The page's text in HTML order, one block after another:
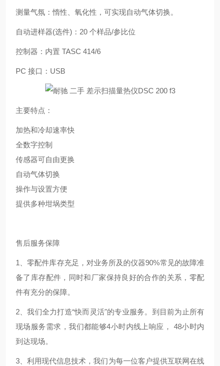
测量气氛：惰性、氧化性，可实现自动气体切换。
自动进样器(选件)：20 个样品/参比位
控制器：内置 TASC 414/6
PC 接口：USB
主要特点：
加热和冷却速率快
全数字控制
传感器可自由更换
自动气体切换
操作与设置方便
提供多种坩埚类型
售后服务保障
1、零配件库存充足，对业务所及的仪器90%常见的故障准
备了库存配件，同时和厂家保持良好的合作的关系，零配
件有充分的保障。
2、我们全力打造“快而灵活"的专业服务。到目前为止所有
现场服务需求，我们都能够4小时内线上响应， 48小时内
到达现场。
3、利用现代信息技术，我们为每一位客户提供互联网在线